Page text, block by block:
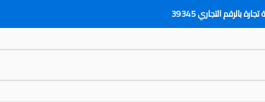
التجاري 39345